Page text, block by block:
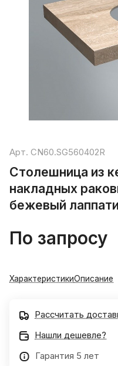
Арт. CN60.SG560402R
Столешница из
накладных
бежевый
По запросу
ХарактеристикиОписание
Рассчитать
Нашли дешевле?
Гарантия 5 лет